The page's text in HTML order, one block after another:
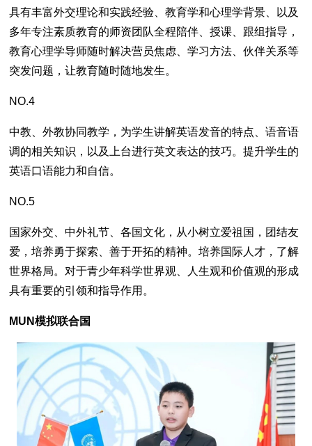
具有丰富外交理论和实践经验、教育学和心理学背景、以及
多年专注素质教育的师资团队全程陪伴、授课、跟组指导，
教育心理学导师随时解决营员焦虑、学习方法、伙伴关系等
突发问题，让教育随时随地发生。
NO.4
中教、外教协同教学，为学生讲解英语发音的特点、语音语
调的相关知识，以及上台进行英文表达的技巧。提升学生的
英语口语能力和自信。
NO.5
国家外交、中外礼节、各国文化，从小树立爱祖国，团结友
爱，培养勇于探索、善于开拓的精神。培养国际人才，了解
世界格局。对于青少年科学世界观、人生观和价值观的形成
具有重要的引领和指导作用。
MUN模拟联合国